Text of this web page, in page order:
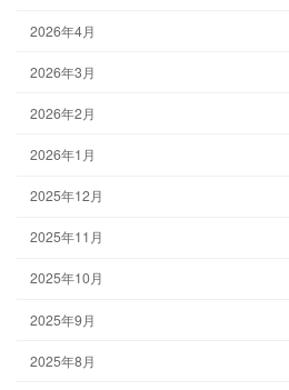
2026年4月
2026年3月
2026年2月
2026年1月
2025年12月
2025年11月
2025年10月
2025年9月
2025年8月